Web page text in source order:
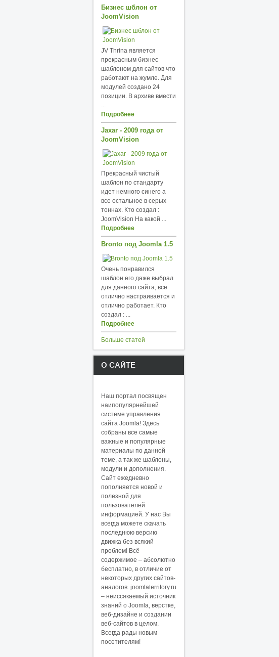
Бизнес шблон от
JoomVision
JV Thrina является
прекрасным бизнес
шаблоном для сайтов что
работают на жумле. Для
модулей создано 24
позиции. В архиве вмести
...
Подробнее
Jaxar - 2009 года от
JoomVision
Прекрасный чистый
шаблон по стандарту
идет немного синего а
все остальное в серых
тоннах. Кто создал :
JoomVision На какой ...
Подробнее
Bronto под Joomla 1.5
Очень понравился
шаблон его даже выбрал
для данного сайта, все
отлично настраивается и
отлично работает. Кто
создал : ...
Подробнее
Больше статей
О САЙТЕ
Наш портал посвящен
наипопулярнейшей
системе управления
сайта Joomla! Здесь
собраны все самые
важные и популярные
материалы по данной
теме, а так же шаблоны,
модули и дополнения.
Сайт ежедневно
пополняется новой и
полезной для
пользователей
информацией. У нас Вы
всегда можете скачать
последнюю версию
движка без всякий
проблем! Всё
содержимое – абсолютно
бесплатно, в отличие от
некоторых других сайтов-
аналогов. joomlaterritory.ru
– неиссякаемый источник
знаний о Joomla, верстке,
веб-дизайне и создании
веб-сайтов в целом.
Всегда рады новым
посетителям!